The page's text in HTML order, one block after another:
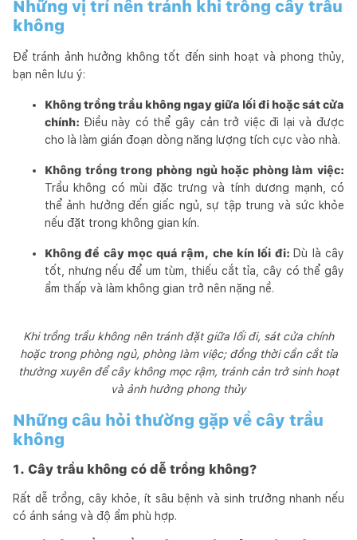
Những vị trí nên tránh khi trồng cây trầu
không
Để tránh ảnh hưởng không tốt đến sinh hoạt và phong thủy,
bạn nên lưu ý:
Không trồng trầu không ngay giữa lối đi hoặc sát cửa
chính: Điều này có thể gây cản trở việc đi lại và được
cho là làm gián đoạn dòng năng lượng tích cực vào nhà.
Không trồng trong phòng ngủ hoặc phòng làm việc:
Trầu không có mùi đặc trưng và tính dương mạnh, có
thể ảnh hưởng đến giấc ngủ, sự tập trung và sức khỏe
nếu đặt trong không gian kín.
Không để cây mọc quá rậm, che kín lối đi: Dù là cây
tốt, nhưng nếu để um tùm, thiếu cắt tỉa, cây có thể gây
ẩm thấp và làm không gian trở nên nặng nề.
Khi trồng trầu không nên tránh đặt giữa lối đi, sát cửa chính
hoặc trong phòng ngủ, phòng làm việc; đồng thời cần cắt tỉa
thường xuyên để cây không mọc rậm, tránh cản trở sinh hoạt
và ảnh hưởng phong thủy
Những câu hỏi thường gặp về cây trầu
không
1. Cây trầu không có dễ trồng không?
Rất dễ trồng, cây khỏe, ít sâu bệnh và sinh trưởng nhanh nếu
có ánh sáng và độ ẩm phù hợp.